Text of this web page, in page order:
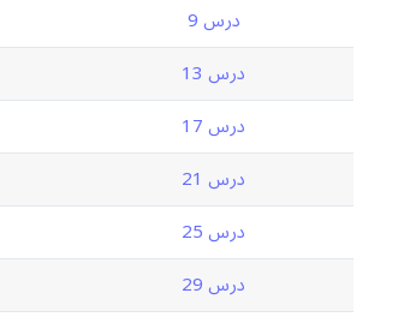
درس 9
درس 13
درس 17
درس 21
درس 25
درس 29